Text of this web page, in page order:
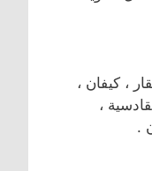
، كيفان ،
،
.